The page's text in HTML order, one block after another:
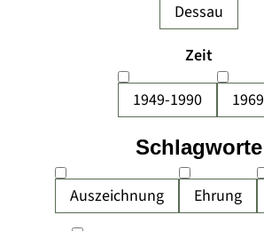
Dessau
Zeit
1949-1990
1969
Auszeichnung Ehrung
Schlagworte